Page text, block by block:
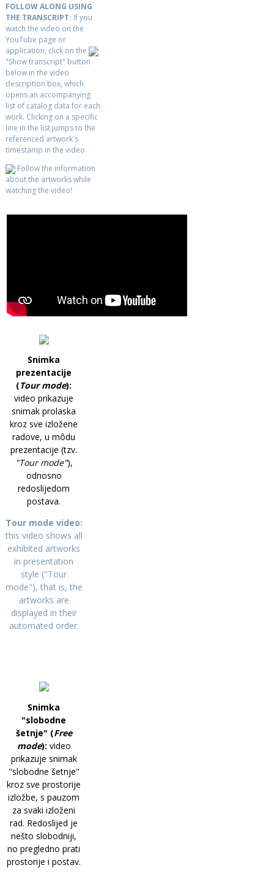
FOLLOW ALONG USING
THE TRANSCRIPT: If you
watch the video on the
YouTube page or
application, click on the
"Show transcript" button
below in the video
description box, which
opens an accompanying
list of catalog data for each
work. Clicking on a specific
line in the list jumps to the
referenced artwork's
timestamp in the video.
Follow the information
about the artworks while
watching the video!
Snimka
prezentacije
(Tour mode):
video prikazuje
snimak prolaska
kroz sve izložene
radove, u môdu
prezentacije (tzv.
"Tour mode"),
odnosno
redoslijedom
postava.
Tour mode video:
this video shows all
exhibited artworks
in presentation
style ("Tour
mode"), that is, the
artworks are
displayed in their
automated order.
Snimka
"slobodne
šetnje" (Free
mode): video
prikazuje snimak
"slobodne šetnje"
kroz sve prostorije
izložbe, s pauzom
za svaki izloženi
rad. Redoslijed je
nešto slobodniji,
no pregledno prati
prostorije i postav.